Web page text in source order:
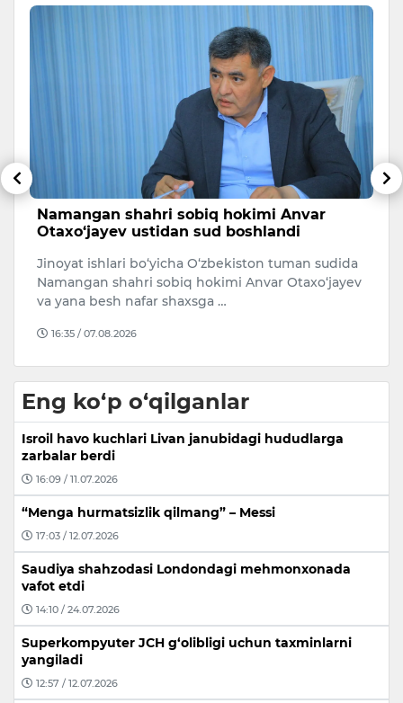
Namangan shahri sobiq hokimi Anvar
Otaxo‘jayev ustidan sud boshlandi
Jinoyat ishlari bo‘yicha O‘zbekiston tuman sudida
Namangan shahri sobiq hokimi Anvar Otaxo‘jayev
va yana besh nafar shaxsga …
16:35 / 07.08.2026
Eng ko‘p o‘qilganlar
Isroil havo kuchlari Livan janubidagi hududlarga
zarbalar berdi
16:09 / 11.07.2026
“Menga hurmatsizlik qilmang” – Messi
17:03 / 12.07.2026
Saudiya shahzodasi Londondagi mehmonxonada
vafot etdi
14:10 / 24.07.2026
Superkompyuter JCH g‘olibligi uchun taxminlarni
yangiladi
12:57 / 12.07.2026